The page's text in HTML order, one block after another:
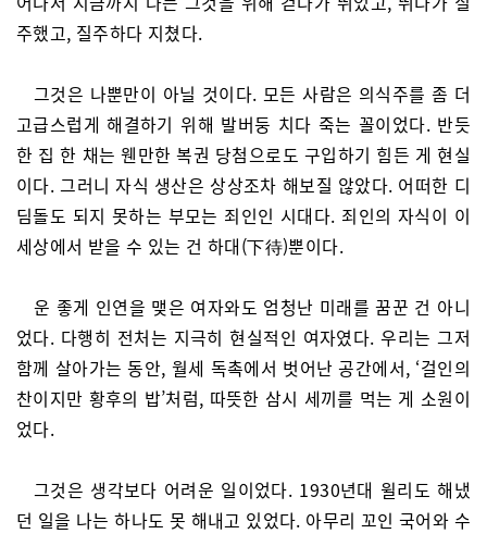
주했고, 질주하다 지쳤다.
그것은 나뿐만이 아닐 것이다. 모든 사람은 의식주를 좀 더
고급스럽게 해결하기 위해 발버둥 치다 죽는 꼴이었다. 반듯
한 집 한 채는 웬만한 복권 당첨으로도 구입하기 힘든 게 현실
이다. 그러니 자식 생산은 상상조차 해보질 않았다. 어떠한 디
딤돌도 되지 못하는 부모는 죄인인 시대다. 죄인의 자식이 이
세상에서 받을 수 있는 건 하대(下待)뿐이다.
운 좋게 인연을 맺은 여자와도 엄청난 미래를 꿈꾼 건 아니
었다. 다행히 전처는 지극히 현실적인 여자였다. 우리는 그저
함께 살아가는 동안, 월세 독촉에서 벗어난 공간에서, ‘걸인의
찬이지만 황후의 밥’처럼, 따뜻한 삼시 세끼를 먹는 게 소원이
었다.
그것은 생각보다 어려운 일이었다. 1930년대 윌리도 해냈
던 일을 나는 하나도 못 해내고 있었다. 아무리 꼬인 국어와 수